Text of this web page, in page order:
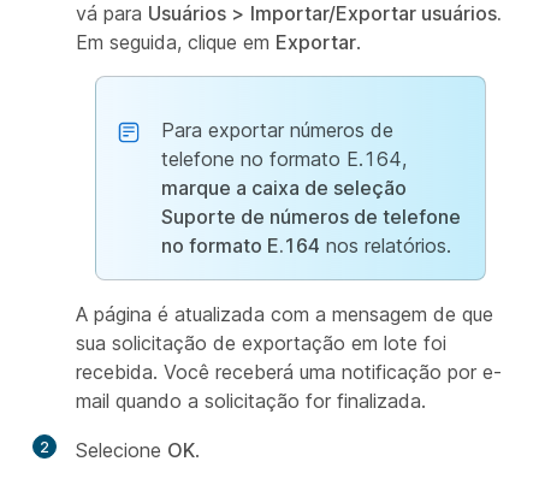
vá para Usuários > Importar/Exportar usuários.
Em seguida, clique em Exportar.
Para exportar números de
telefone no formato E.164,
marque a caixa de seleção
Suporte de números de telefone
no formato E.164 nos relatórios.
A página é atualizada com a mensagem de que
sua solicitação de exportação em lote foi
recebida. Você receberá uma notificação por e-
mail quando a solicitação for finalizada.
2 Selecione OK.